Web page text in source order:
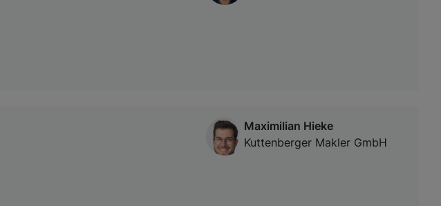
Maximilian Hieke
Kuttenberger Makler GmbH